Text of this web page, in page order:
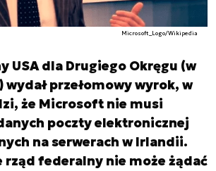
Microsoft_Logo/Wikipedia
USA dla Drugiego Okręgu (w
wydał przełomowy wyrok, w
że Microsoft nie musi
poczty elektronicznej
na serwerach w Irlandii.
rząd federalny nie może żądać